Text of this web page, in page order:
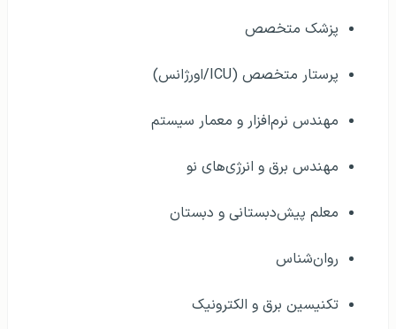
پزشک متخصص
پرستار متخصص (ICU/اورژانس)
مهندس نرم‌افزار و معمار سیستم
مهندس برق و انرژی‌های نو
معلم پیش‌دبستانی و دبستان
روان‌شناس
تکنیسین برق و الکترونیک